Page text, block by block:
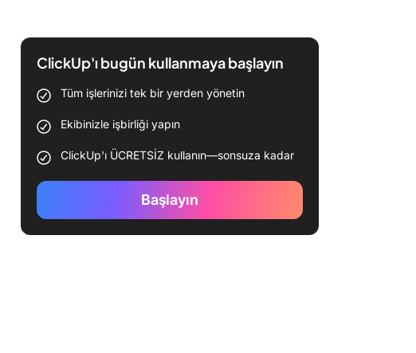
ClickUp'ı bugün kullanmaya başlayın
Tüm işlerinizi tek bir yerden yönetin
Ekibinizle işbirliği yapın
ClickUp'ı ÜCRETSİZ kullanın—sonsuza kadar
Başlayın